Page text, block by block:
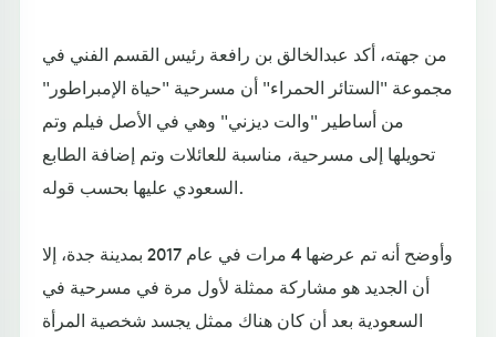
من جهته، أكد عبدالخالق بن رافعة رئيس القسم الفني في
مجموعة "الستائر الحمراء" أن مسرحية "حياة الإمبراطور"
من أساطير "والت ديزني" وهي في الأصل فيلم وتم
تحويلها إلى مسرحية، مناسبة للعائلات وتم إضافة الطابع
السعودي عليها بحسب قوله.
وأوضح أنه تم عرضها 4 مرات في عام 2017 بمدينة جدة، إلا
أن الجديد هو مشاركة ممثلة لأول مرة في مسرحية في
السعودية بعد أن كان هناك ممثل يجسد شخصية المرأة